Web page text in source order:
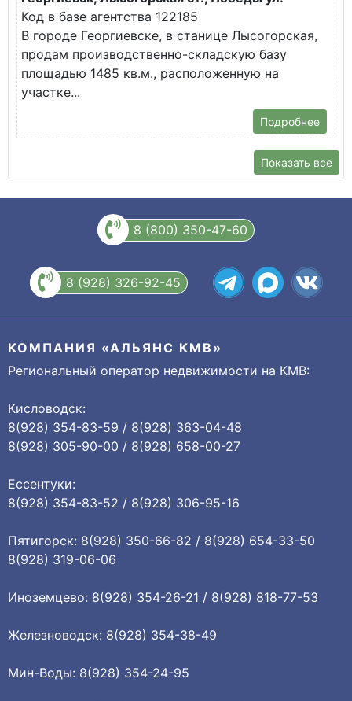
Код в базе агентства 122185
В городе Георгиевске, в станице Лысогорская,
продам производственно-складскую базу
площадью 1485 кв.м., расположенную на
участке...
Подробнее
Показать все
8 (800) 350-47-60
8 (928) 326-92-45
КОМПАНИЯ «АЛЬЯНС КМВ»
Региональный оператор недвижимости на КМВ:
Кисловодск:
8(928) 354-83-59 / 8(928) 363-04-48
8(928) 305-90-00 / 8(928) 658-00-27
Ессентуки:
8(928) 354-83-52 / 8(928) 306-95-16
Пятигорск: 8(928) 350-66-82 / 8(928) 654-33-50
8(928) 319-06-06
Иноземцево: 8(928) 354-26-21 / 8(928) 818-77-53
Железноводск: 8(928) 354-38-49
Мин-Воды: 8(928) 354-24-95